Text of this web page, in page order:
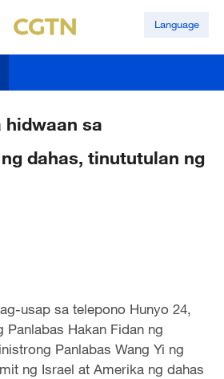
Language
hidwaan sa
dahas, tinututulan ng
usap sa telepono Hunyo 24,
Panlabas Hakan Fidan ng
Panlabas Wang Yi ng
ng Israel at Amerika ng dahas